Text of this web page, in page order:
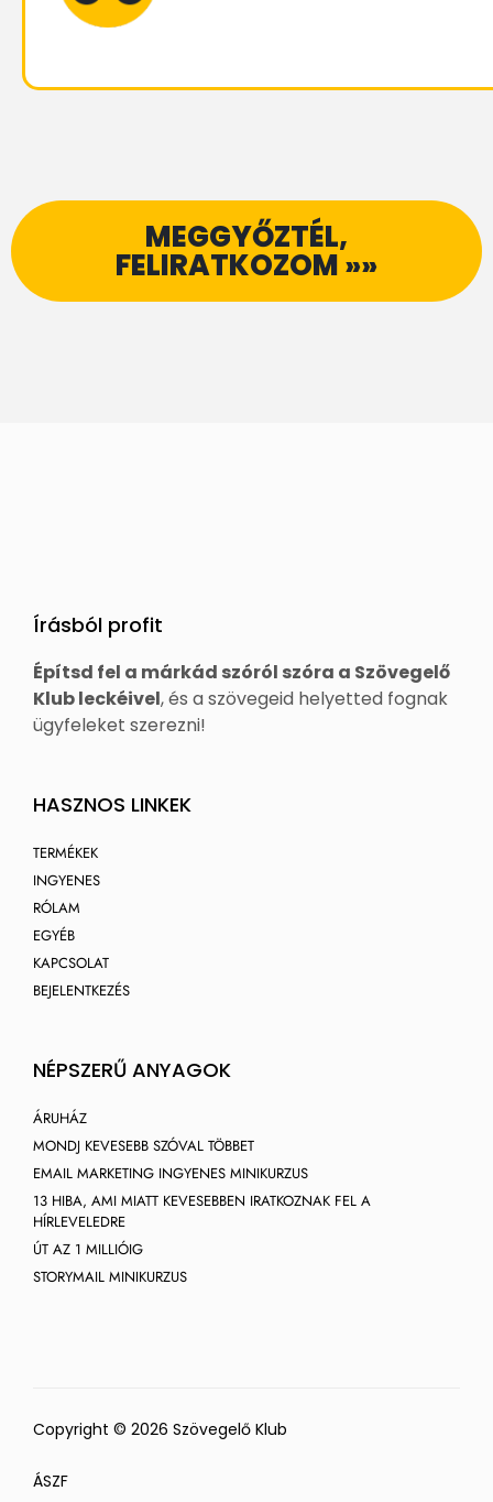
MEGGYŐZTÉL,
FELIRATKOZOM »»
Írásból profit
Építsd fel a márkád szóról szóra a Szövegelő
Klub leckéivel, és a szövegeid helyetted fognak
ügyfeleket szerezni!
HASZNOS LINKEK
TERMÉKEK
INGYENES
RÓLAM
EGYÉB
KAPCSOLAT
BEJELENTKEZÉS
NÉPSZERŰ ANYAGOK
ÁRUHÁZ
MONDJ KEVESEBB SZÓVAL TÖBBET
EMAIL MARKETING INGYENES MINIKURZUS
13 HIBA, AMI MIATT KEVESEBBEN IRATKOZNAK FEL A
HÍRLEVELEDRE
ÚT AZ 1 MILLIÓIG
STORYMAIL MINIKURZUS
Copyright © 2026 Szövegelő Klub
ÁSZF